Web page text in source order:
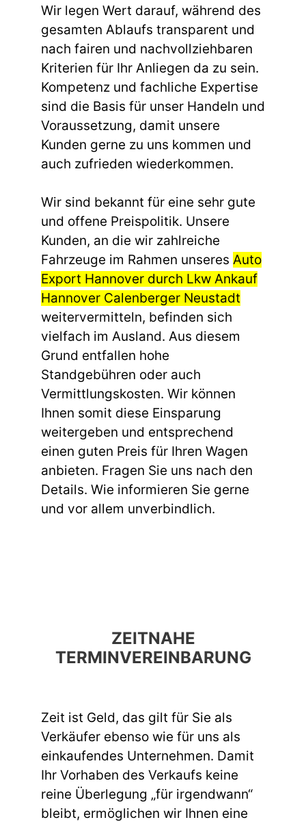
Wir legen Wert darauf, während des
gesamten Ablaufs transparent und
nach fairen und nachvollziehbaren
Kriterien für Ihr Anliegen da zu sein.
Kompetenz und fachliche Expertise
sind die Basis für unser Handeln und
Voraussetzung, damit unsere
Kunden gerne zu uns kommen und
auch zufrieden wiederkommen.
Wir sind bekannt für eine sehr gute
und offene Preispolitik. Unsere
Kunden, an die wir zahlreiche
Fahrzeuge im Rahmen unseres Auto
Export Hannover durch Lkw Ankauf
Hannover Calenberger Neustadt
weitervermitteln, befinden sich
vielfach im Ausland. Aus diesem
Grund entfallen hohe
Standgebühren oder auch
Vermittlungskosten. Wir können
Ihnen somit diese Einsparung
weitergeben und entsprechend
einen guten Preis für Ihren Wagen
anbieten. Fragen Sie uns nach den
Details. Wie informieren Sie gerne
und vor allem unverbindlich.
ZEITNAHE
TERMINVEREINBARUNG
Zeit ist Geld, das gilt für Sie als
Verkäufer ebenso wie für uns als
einkaufendes Unternehmen. Damit
Ihr Vorhaben des Verkaufs keine
reine Überlegung „für irgendwann“
bleibt, ermöglichen wir Ihnen eine